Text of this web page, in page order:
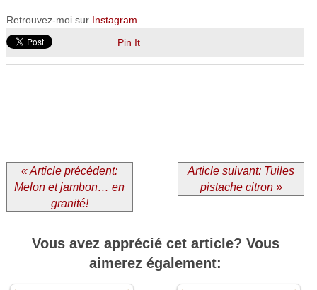
Retrouvez-moi sur Instagram
Pin It
« Article précédent:
Melon et jambon… en
granité!
Article suivant: Tuiles
pistache citron »
Vous avez apprécié cet article? Vous
aimerez également: